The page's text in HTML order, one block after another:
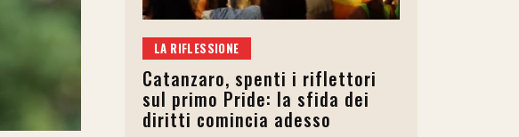
LA RIFLESSIONE
Catanzaro, spenti i riflettori
sul primo Pride: la sfida dei
diritti comincia adesso